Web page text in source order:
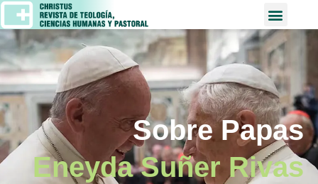
Sobre Papas
Eneyda Suñer Rivas